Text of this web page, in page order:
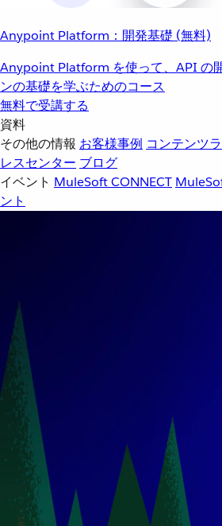
Anypoint Platform：開発基礎 (無料)
Anypoint Platform を使って、API の
ンの基礎を学ぶためのコース
無料で受講する
資料
その他の情報 お客様事例 コンテンツ
レスセンター ブログ
イベント MuleSoft CONNECT
ント